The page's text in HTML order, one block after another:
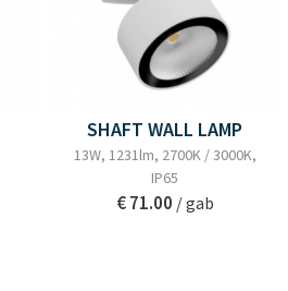
SHAFT WALL LAMP
13W, 1231lm, 2700K / 3000K,
IP65
€ 71.00 / gab